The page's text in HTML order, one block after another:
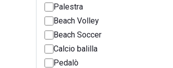
Palestra
Beach Volley
Beach Soccer
Calcio balilla
Pedalò